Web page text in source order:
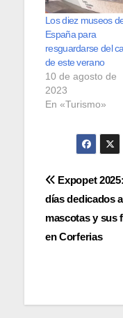
Los diez museos
España para
resguardarse del
de este verano
10 de agosto de
2023
En «Turismo»
de
entradas
Expopet
días dedicados
mascotas y sus
en Corferias